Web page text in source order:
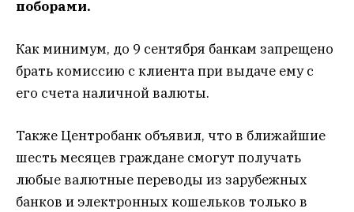
поборами.
Как минимум, до 9 сентября банкам запрещено
брать комиссию с клиента при выдаче ему с
его счета наличной валюты.
Также Центробанк объявил, что в ближайшие
шесть месяцев граждане смогут получать
любые валютные переводы из зарубежных
банков и электронных кошельков только в